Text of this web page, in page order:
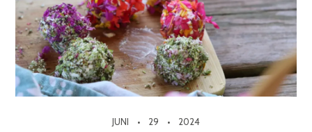
JUNI 29 2024